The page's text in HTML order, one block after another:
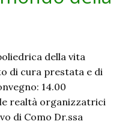
della vita
di cura prestata e di
14.00
realtà organizzatrici
di Como Dr.ssa